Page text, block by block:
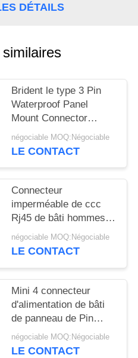
DÉTAILS
Brident le type 3 Pin
Waterproof Panel
Mount Connector
hommes-femmes
négociable MOQ:Négociable
LE CONTACT
Connecteur
imperméable de ccc
Rj45 de bâti hommes-
femmes de panneau
négociable MOQ:Négociable
LE CONTACT
Mini 4 connecteur
d'alimentation de bâti
de panneau de Pin
Flange IP67 6.5mm
négociable MOQ:Négociable
LE CONTACT